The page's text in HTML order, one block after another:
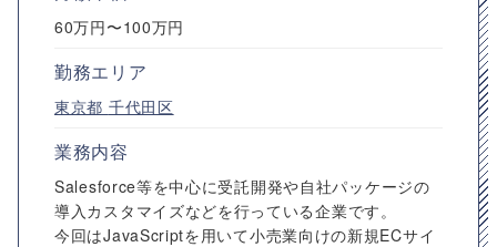
60万円〜100万円
勤務エリア
東京都 千代田区
業務内容
Salesforce等を中心に受託開発や自社パッケージの
導入カスタマイズなどを行っている企業です。
今回はJavaScriptを用いて小売業向けの新規ECサイ